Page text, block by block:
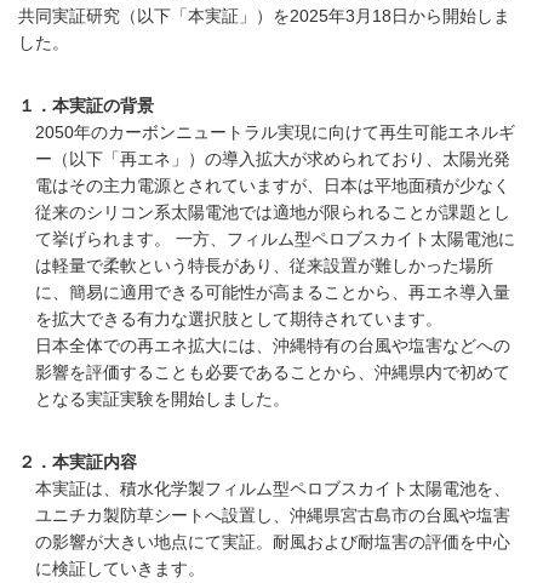
共同実証研究（以下「本実証」）を2025年3月18日から開始しま
した。
１．本実証の背景
2050年のカーボンニュートラル実現に向けて再生可能エネルギ
ー（以下「再エネ」）の導入拡大が求められており、太陽光発
電はその主力電源とされていますが、日本は平地面積が少なく
従来のシリコン系太陽電池では適地が限られることが課題とし
て挙げられます。 一方、フィルム型ペロブスカイト太陽電池に
は軽量で柔軟という特長があり、従来設置が難しかった場所
に、簡易に適用できる可能性が高まることから、再エネ導入量
を拡大できる有力な選択肢として期待されています。
日本全体での再エネ拡大には、沖縄特有の台風や塩害などへの
影響を評価することも必要であることから、沖縄県内で初めて
となる実証実験を開始しました。
２．本実証内容
本実証は、積水化学製フィルム型ペロブスカイト太陽電池を、
ユニチカ製防草シートへ設置し、沖縄県宮古島市の台風や塩害
の影響が大きい地点にて実証。耐風および耐塩害の評価を中心
に検証していきます。